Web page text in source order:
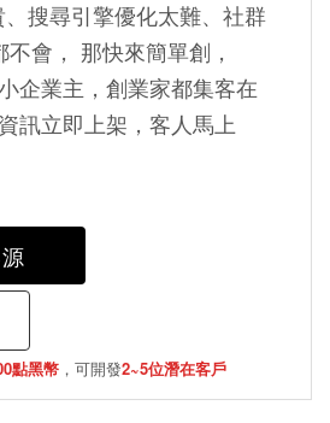
搜尋引擎優化太難、社群
會， 那快來簡單創，
企業主，創業家都集客在
訊立即上架，客人馬上
點黑幣 ，可開發2~5位潛在客戶